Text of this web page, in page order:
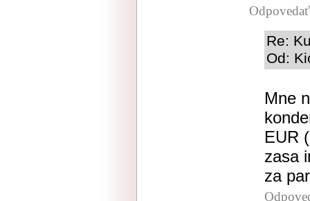
Odpovedať
Re:
Od:
Mne
EUR
zasa
za